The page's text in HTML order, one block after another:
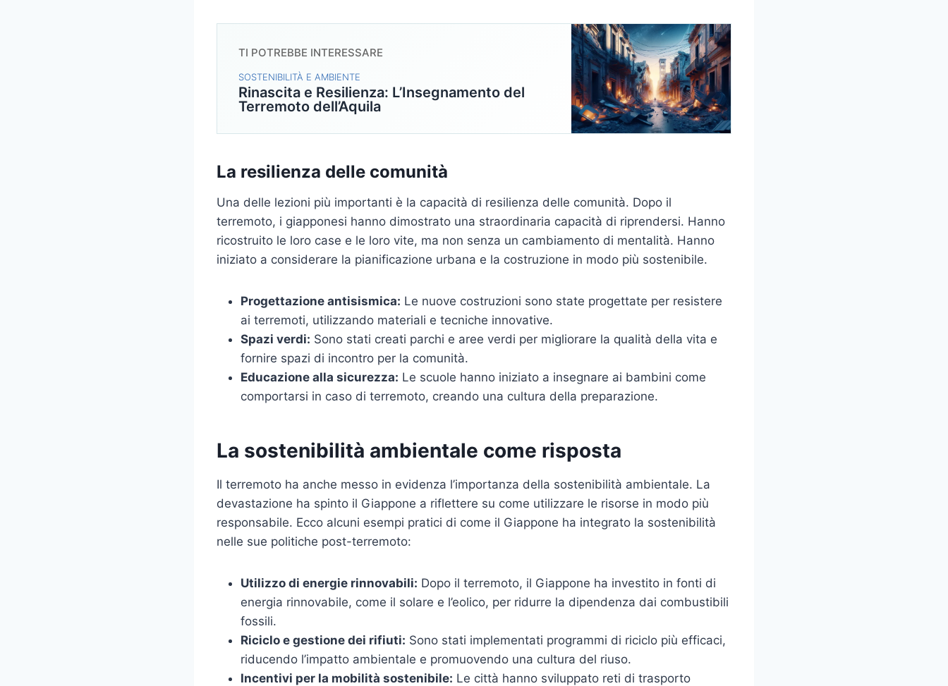
TI POTREBBE INTERESSARE
SOSTENIBILITÀ E AMBIENTE
Rinascita e Resilienza: L’Insegnamento del
Terremoto dell’Aquila
La resilienza delle comunità
Una delle lezioni più importanti è la capacità di resilienza delle comunità. Dopo il
terremoto, i giapponesi hanno dimostrato una straordinaria capacità di riprendersi. Hanno
ricostruito le loro case e le loro vite, ma non senza un cambiamento di mentalità. Hanno
iniziato a considerare la pianificazione urbana e la costruzione in modo più sostenibile.
Progettazione antisismica: Le nuove costruzioni sono state progettate per resistere
ai terremoti, utilizzando materiali e tecniche innovative.
Spazi verdi: Sono stati creati parchi e aree verdi per migliorare la qualità della vita e
fornire spazi di incontro per la comunità.
Educazione alla sicurezza: Le scuole hanno iniziato a insegnare ai bambini come
comportarsi in caso di terremoto, creando una cultura della preparazione.
La sostenibilità ambientale come risposta
Il terremoto ha anche messo in evidenza l’importanza della sostenibilità ambientale. La
devastazione ha spinto il Giappone a riflettere su come utilizzare le risorse in modo più
responsabile. Ecco alcuni esempi pratici di come il Giappone ha integrato la sostenibilità
nelle sue politiche post-terremoto:
Utilizzo di energie rinnovabili: Dopo il terremoto, il Giappone ha investito in fonti di
energia rinnovabile, come il solare e l’eolico, per ridurre la dipendenza dai combustibili
fossili.
Riciclo e gestione dei rifiuti: Sono stati implementati programmi di riciclo più efficaci,
riducendo l’impatto ambientale e promuovendo una cultura del riuso.
Incentivi per la mobilità sostenibile: Le città hanno sviluppato reti di trasporto